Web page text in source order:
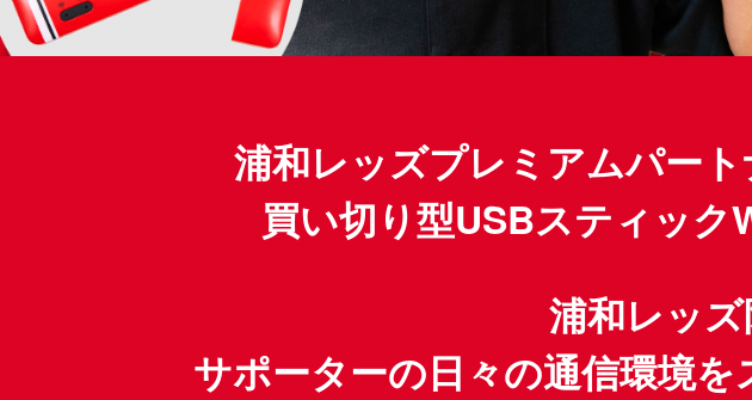
浦和レッズプレミアムパー
買い切り型USBスティック
浦和レッ
サポーターの日々の通信環境